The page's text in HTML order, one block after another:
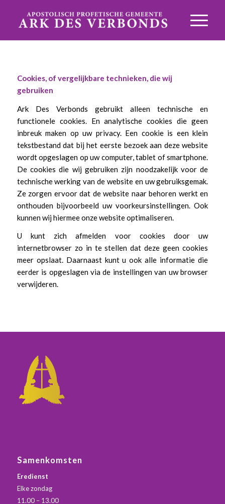
Cookies, of vergelijkbare technieken, die wij
gebruiken
Ark Des Verbonds gebruikt alleen technische en
functionele cookies. En analytische cookies die geen
inbreuk maken op uw privacy. Een cookie is een klein
tekstbestand dat bij het eerste bezoek aan deze website
wordt opgeslagen op uw computer, tablet of smartphone.
De cookies die wij gebruiken zijn noodzakelijk voor de
technische werking van de website en uw gebruiksgemak.
Ze zorgen ervoor dat de website naar behoren werkt en
onthouden bijvoorbeeld uw voorkeursinstellingen. Ook
kunnen wij hiermee onze website optimaliseren.
U kunt zich afmelden voor cookies door uw
internetbrowser zo in te stellen dat deze geen cookies
meer opslaat. Daarnaast kunt u ook alle informatie die
eerder is opgeslagen via de instellingen van uw browser
verwijderen.
Samenkomsten
Eredienst
Elke zondag
11.00 – 13.00